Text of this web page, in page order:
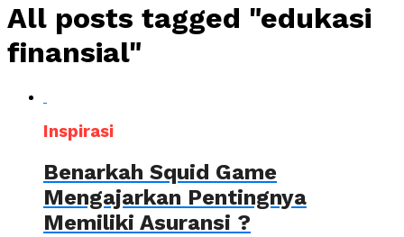
All posts tagged "edukasi
finansial"
Inspirasi
Benarkah Squid Game
Mengajarkan Pentingnya
Memiliki Asuransi ?